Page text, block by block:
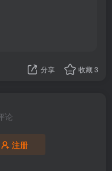
分享 收藏3
论
注册